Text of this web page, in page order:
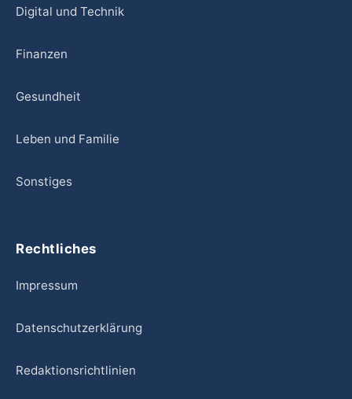
Digital und Technik
Finanzen
Gesundheit
Leben und Familie
Sonstiges
Rechtliches
Impressum
Datenschutzerklärung
Redaktionsrichtlinien